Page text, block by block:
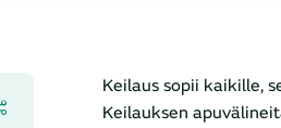
Keilaus sopii kaikille,
Keilauksen